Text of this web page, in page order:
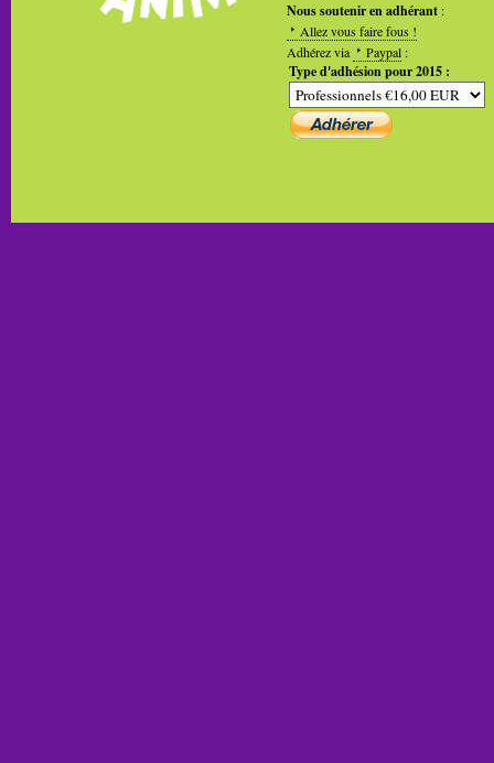
Nous soutenir en adhérant :
Allez vous faire fous !
Adhérez via
Paypal :
Type d'adhésion pour 2015 :